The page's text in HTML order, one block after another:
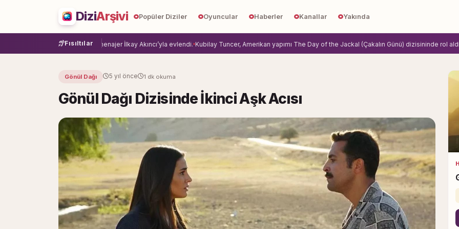
DiziArşivi Popüler Diziler Oyuncular Haberler Kanallar Yakında
Fısıltılar
Damla Sönmez, menajer İlkay Akıncı’yla evlendi. Kubilay Tuncer, Amerikan yapımı The Day of the Jackal (Çakalın Günü) dizisininde rol aldi.
Gönül Dağı 5 yıl önce 1 dk okuma
Gönül Dağı Dizisinde İkinci Aşk Acısı